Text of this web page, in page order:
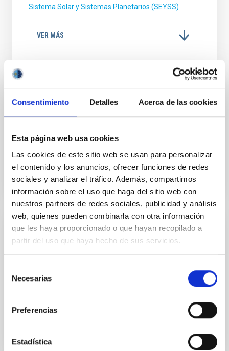
Consentimiento Detalles Acerca de las cookies
Esta página web usa cookies
Las cookies de este sitio web se usan para personalizar
el contenido y los anuncios, ofrecer funciones de redes
sociales y analizar el tráfico. Además, compartimos
información sobre el uso que haga del sitio web con
nuestros partners de redes sociales, publicidad y análisis
web, quienes pueden combinarla con otra información
que les haya proporcionado o que hayan recopilado a
partir del uso que haya hecho de sus servicios.
Necesarias
Preferencias
Estadística
Sistema Solar y Sistemas Planetarios (SEYSS)
VER MÁS
Contrato de Investigación Postdoctoral
Avanzada
01/01/2020-31/12/2021
INVESTIGADOR/A
POSTDOCTORAL
Formación y Evolución de Galaxias
(FYEG)
Contrato Postdoctoral
Mr.
Guillaume Frederic Jean Claude
Investigador/a Postdoctoral RC ULL